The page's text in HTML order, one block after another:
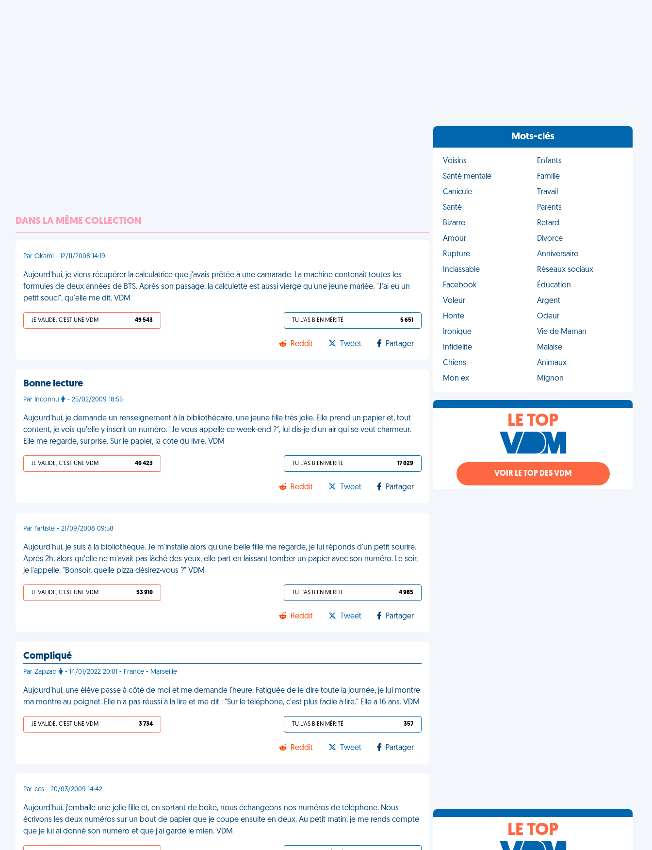
DANS LA MÊME COLLECTION
Par Okami - 12/11/2008 14:19
Aujourd'hui, je viens récupérer la calculatrice que j'avais prêtée à une camarade. La machine contenait toutes les
formules de deux années de BTS. Après son passage, la calculette est aussi vierge qu'une jeune mariée. "J'ai eu un
petit souci", qu'elle me dit. VDM
JE VALIDE, C'EST UNE VDM 49 543 TU L'AS BIEN MÉRITÉ 5 651
Reddit Tweet Partager
Bonne lecture
Par Inconnu - 25/02/2009 18:55
Aujourd'hui, je demande un renseignement à la bibliothécaire, une jeune fille très jolie. Elle prend un papier et, tout
content, je vois qu'elle y inscrit un numéro. "Je vous appelle ce week-end ?", lui dis-je d'un air qui se veut charmeur.
Elle me regarde, surprise. Sur le papier, la cote du livre. VDM
JE VALIDE, C'EST UNE VDM 40 423 TU L'AS BIEN MÉRITÉ 17 029
Reddit Tweet Partager
Par l'artiste - 21/09/2008 09:58
Aujourd'hui, je suis à la bibliothèque. Je m'installe alors qu'une belle fille me regarde, je lui réponds d'un petit sourire.
Après 2h, alors qu'elle ne m'avait pas lâché des yeux, elle part en laissant tomber un papier avec son numéro. Le soir,
je l'appelle. "Bonsoir, quelle pizza désirez-vous ?" VDM
JE VALIDE, C'EST UNE VDM 53 910 TU L'AS BIEN MÉRITÉ 4 985
Reddit Tweet Partager
Compliqué
Par Zapzap - 14/01/2022 20:01 - France - Marseille
Aujourd'hui, une élève passe à côté de moi et me demande l'heure. Fatiguée de le dire toute la journée, je lui montre
ma montre au poignet. Elle n'a pas réussi à la lire et me dit : "Sur le téléphone, c'est plus facile à lire." Elle a 16 ans. VDM
JE VALIDE, C'EST UNE VDM 3 734 TU L'AS BIEN MÉRITÉ 357
Reddit Tweet Partager
Par ccs - 20/03/2009 14:42
Aujourd'hui, j'emballe une jolie fille et, en sortant de boîte, nous échangeons nos numéros de téléphone. Nous
écrivons les deux numéros sur un bout de papier que je coupe ensuite en deux. Au petit matin, je me rends compte
que je lui ai donné son numéro et que j'ai gardé le mien. VDM
Mots-clés
Voisins
Enfants
Santé mentale
Famille
Canicule
Travail
Santé
Parents
Bizarre
Retard
Amour
Divorce
Rupture
Anniversaire
Inclassable
Réseaux sociaux
Facebook
Éducation
Voleur
Argent
Honte
Odeur
Ironique
Vie de Maman
Infidélité
Malaise
Chiens
Animaux
Mon ex
Mignon
LE TOP
VOIR LE TOP DES VDM
LE TOP